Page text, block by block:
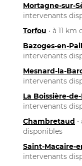
Mortagne-sur-
intervenants
Torfou • à 11
Bazoges-en-
intervenants
Mesnard-la-
intervenants
La Boissière-
intervenants
Chambretaud
disponibles
Saint-Macaire-
intervenants